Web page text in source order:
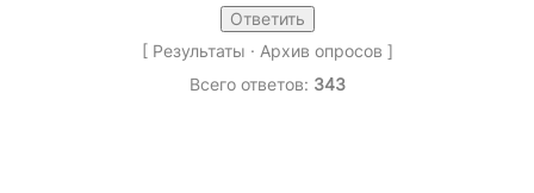
[ Результаты · Архив опросов ]
Всего ответов: 343